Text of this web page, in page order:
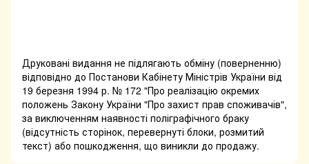
Друковані видання не підлягають обміну (поверненню)
відповідно до Постанови Кабінету Міністрів України від
19 березня 1994 р. № 172 "Про реалізацію окремих
положень Закону України "Про захист прав споживачів",
за виключенням наявності поліграфічного браку
(відсутність сторінок, перевернуті блоки, розмитий
текст) або пошкодження, що виникли до продажу.